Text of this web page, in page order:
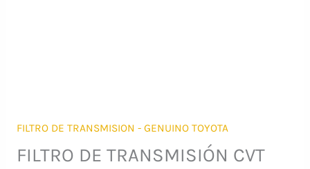
FILTRO DE TRANSMISION - GENUINO TOYOTA
FILTRO DE TRANSMISIÓN CVT